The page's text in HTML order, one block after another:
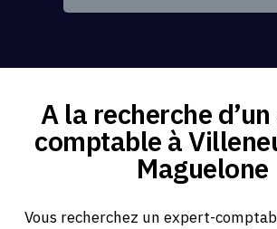
A la recherche
comptable à
Maguelone
Vous recherchez un expert-